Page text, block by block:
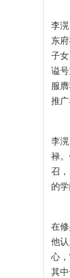
李
东
子
谥
服
推
李
禄
召
的
在
他
心
其